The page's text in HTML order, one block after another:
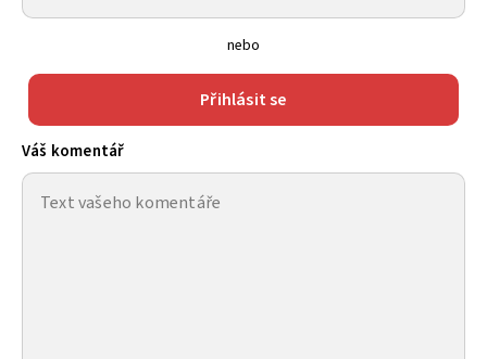
nebo
Přihlásit se
Váš komentář